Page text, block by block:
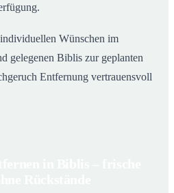
Wünschen im
gelegenen Biblis zur geplanten
Entfernung vertrauensvoll